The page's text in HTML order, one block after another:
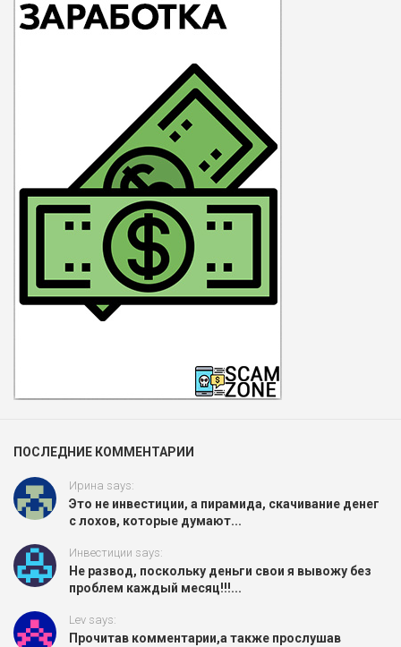
ПОСЛЕДНИЕ КОММЕНТАРИИ
Ирина says:
Это не инвестиции, а пирамида, скачивание денег
с лохов, которые думают...
Инвестиции says:
Не развод, поскольку деньги свои я вывожу без
проблем каждый месяц!!!...
Lev says:
Прочитав комментарии,а также прослушав